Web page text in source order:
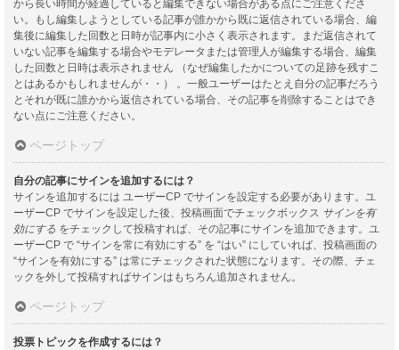
から長い時間が経過していると編集できない場合がある点にご注意くださ
い。もし編集しようとしている記事が誰かから既に返信されている場合、編
集後に編集した回数と日時が記事内に小さく表示されます。まだ返信されて
いない記事を編集する場合やモデレータまたは管理人が編集する場合、編集
した回数と日時は表示されません （なぜ編集したかについての足跡を残すこ
とはあるかもしれませんが・・） 。一般ユーザーはたとえ自分の記事だろう
とそれが既に誰かから返信されている場合、その記事を削除することはでき
ない点にご注意ください。
ページトップ
自分の記事にサインを追加するには？
サインを追加するには ユーザーCP でサインを設定する必要があります。ユ
ーザーCP でサインを設定した後、投稿画面でチェックボックス サインを有
効にする をチェックして投稿すれば、その記事にサインを追加できます。ユ
ーザーCP で “サインを常に有効にする” を “はい” にしていれば、投稿画面の
“サインを有効にする” は常にチェックされた状態になります。その際、チェ
ックを外して投稿すればサインはもちろん追加されません。
ページトップ
投票トピックを作成するには？